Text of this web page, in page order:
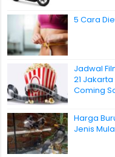
5 Cara
Jadwal
21
Coming
Harga
Jenis